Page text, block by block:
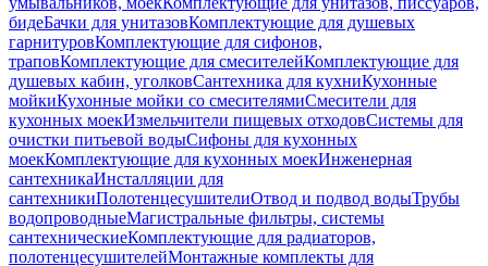
бидеБачки для унитазовКомплектующие для душевых
гарнитуровКомплектующие для сифонов,
траповКомплектующие для смесителейКомплектующие для
душевых кабин, уголковСантехника для кухниКухонные
мойкиКухонные мойки со смесителямиСмесители для
кухонных моекИзмельчители пищевых отходовСистемы для
очистки питьевой водыСифоны для кухонных
моекКомплектующие для кухонных моекИнженерная
сантехникаИнсталляции для
сантехникиПолотенцесушителиОтвод и подвод водыТрубы
водопроводныеМагистральные фильтры, системы
сантехническиеКомплектующие для радиаторов,
полотенцесушителейМонтажные комплекты для